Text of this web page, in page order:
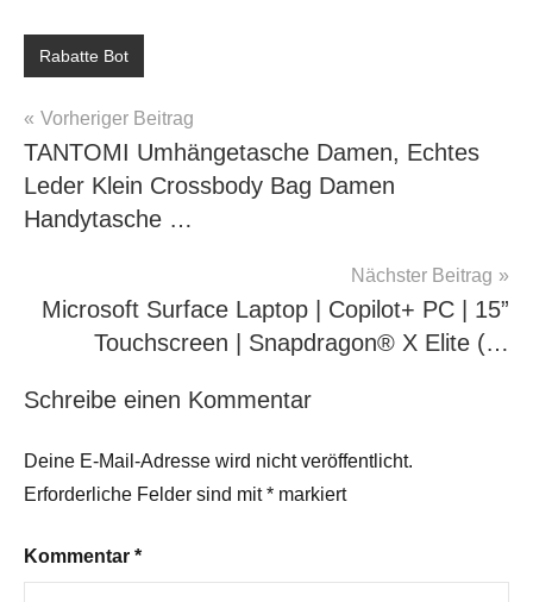
Rabatte Bot
Beitragsnavigation
Vorheriger Beitrag
TANTOMI Umhängetasche Damen, Echtes
Leder Klein Crossbody Bag Damen
Handytasche …
Nächster Beitrag
Microsoft Surface Laptop | Copilot+ PC | 15”
Touchscreen | Snapdragon® X Elite (…
Schreibe einen Kommentar
Deine E-Mail-Adresse wird nicht veröffentlicht.
Erforderliche Felder sind mit* markiert
Kommentar *